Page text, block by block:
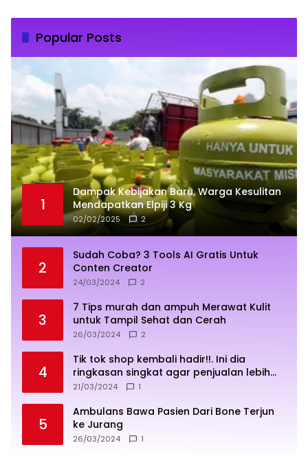
Popular Posts
1
Dampak Kebijakan Baru, Warga Kesulitan
Mendapatkan Elpiji 3 Kg
02/02/2025 2
2
Sudah Coba? 3 Tools AI Gratis Untuk
Conten Creator
24/03/2024 2
3
7 Tips murah dan ampuh Merawat Kulit
untuk Tampil Sehat dan Cerah
26/03/2024 2
4
Tik tok shop kembali hadir!!. Ini dia
ringkasan singkat agar penjualan lebih
sukses
21/03/2024 1
5
Ambulans Bawa Pasien Dari Bone Terjun
ke Jurang
26/03/2024 1